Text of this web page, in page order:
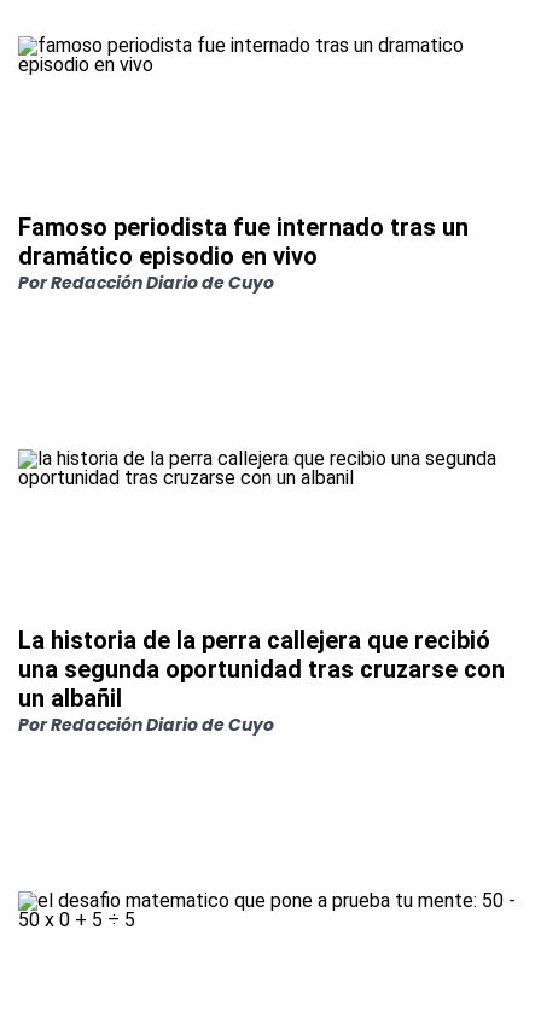
Famoso periodista fue internado tras un
dramático episodio en vivo
PorRedacción Diario de Cuyo
La historia de la perra callejera que recibió
una segunda oportunidad tras cruzarse con
un albañil
PorRedacción Diario de Cuyo